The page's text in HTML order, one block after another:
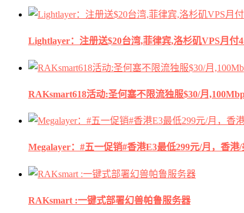
Lightlayer：注册送$20台湾,菲律宾,洛杉矶VPS月付
RAKsmart618活动:圣何塞不限流独服$30/月
Megalayer：#五一促销#香港E3最低299元/月，香
RAKsmart :一键式部署幻兽帕鲁服务器